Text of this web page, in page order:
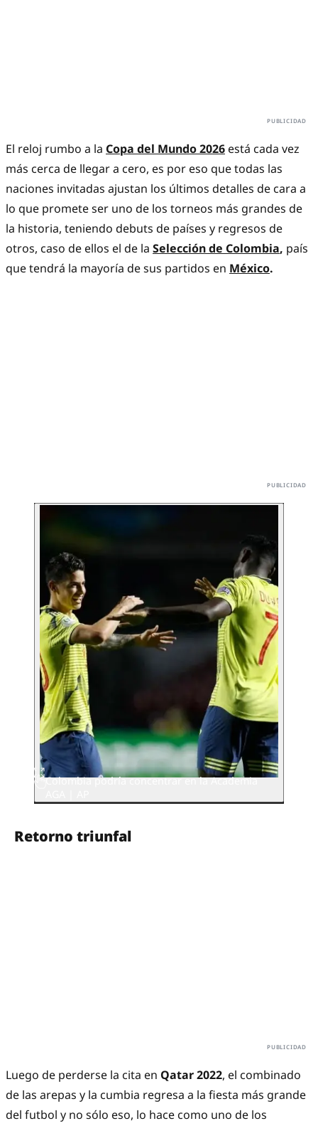
El reloj rumbo a la Copa del Mundo 2026 está cada vez
más cerca de llegar a cero, es por eso que todas las
naciones invitadas ajustan los últimos detalles de cara a
lo que promete ser uno de los torneos más grandes de
la historia, teniendo debuts de países y regresos de
otros, caso de ellos el de la Selección de Colombia, país
que tendrá la mayoría de sus partidos en México.
Colombia podría concentrar en la Academia
Retorno triunfal
Luego de perderse la cita en Qatar 2022, el combinado
de las arepas y la cumbia regresa a la fiesta más grande
del futbol y no sólo eso, lo hace como uno de los